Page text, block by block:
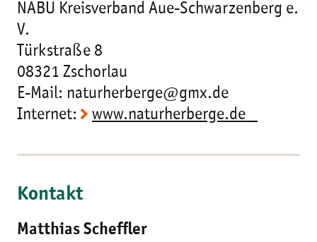
NABU Kreisverband Aue-Schwarzenberg e.
V.
Türkstraße 8
08321 Zschorlau
E-Mail: naturherberge@gmx.de
Internet:
www.naturherberge.de
Kontakt
Matthias Scheffler